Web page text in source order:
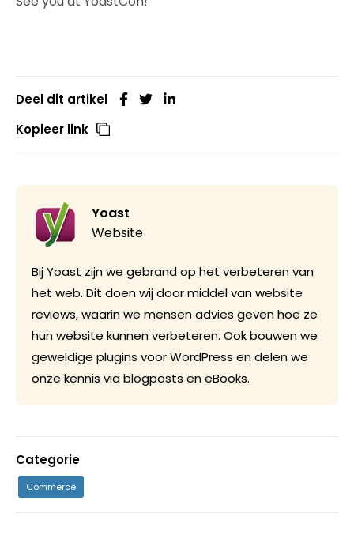
Deel dit artikel
Kopieer link
Yoast
Website
Bij Yoast zijn we gebrand op het verbeteren van
het web. Dit doen wij door middel van website
reviews, waarin we mensen advies geven hoe ze
hun website kunnen verbeteren. Ook bouwen we
geweldige plugins voor WordPress en delen we
onze kennis via blogposts en eBooks.
Categorie
Commerce